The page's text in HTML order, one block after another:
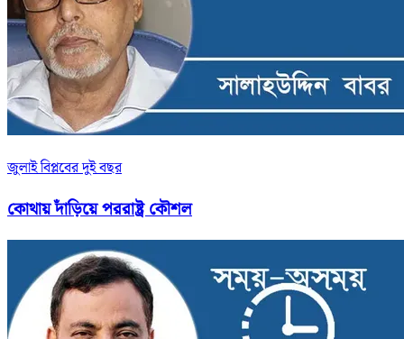
জুলাই বিপ্লবের দুই বছর
কোথায় দাঁড়িয়ে পররাষ্ট্র কৌশল